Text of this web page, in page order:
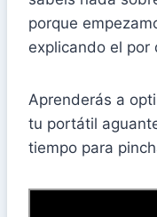
porque
explicando el por
Aprenderás a
tu portátil
tiempo para